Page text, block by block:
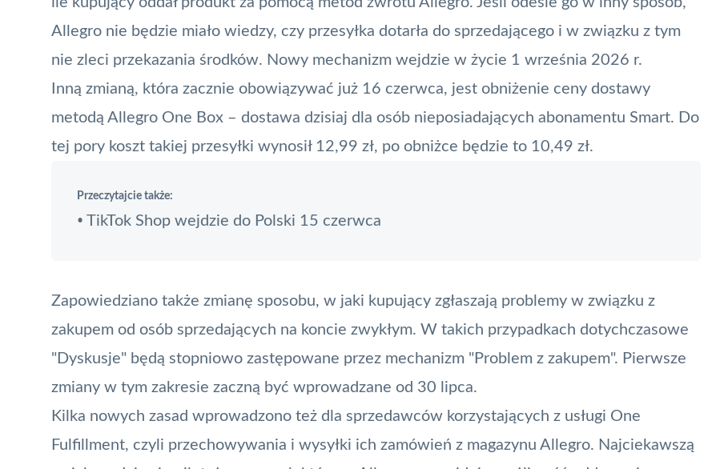
Allegro nie będzie miało wiedzy, czy przesyłka dotarła do sprzedającego i w związku z tym
nie zleci przekazania środków. Nowy mechanizm wejdzie w życie 1 września 2026 r.
Inną zmianą, która zacznie obowiązywać już 16 czerwca, jest obniżenie ceny dostawy
metodą Allegro One Box – dostawa dzisiaj dla osób nieposiadających abonamentu Smart. Do
tej pory koszt takiej przesyłki wynosił 12,99 zł, po obniżce będzie to 10,49 zł.
Przeczytajcie także:
• TikTok Shop wejdzie do Polski 15 czerwca
Zapowiedziano także zmianę sposobu, w jaki kupujący zgłaszają problemy w związku z
zakupem od osób sprzedających na koncie zwykłym. W takich przypadkach dotychczasowe
"Dyskusje" będą stopniowo zastępowane przez mechanizm "Problem z zakupem". Pierwsze
zmiany w tym zakresie zaczną być wprowadzane od 30 lipca.
Kilka nowych zasad wprowadzono też dla sprzedawców korzystających z usługi One
Fulfillment, czyli przechowywania i wysyłki ich zamówień z magazynu Allegro. Najciekawszą